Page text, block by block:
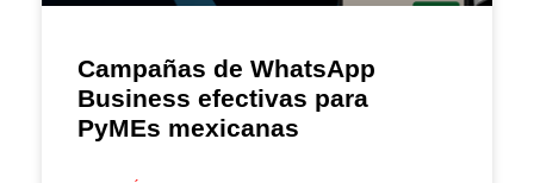
Campañas de WhatsApp
Business efectivas para
PyMEs mexicanas